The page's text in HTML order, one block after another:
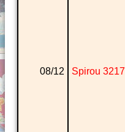
08/12 Spirou 3217